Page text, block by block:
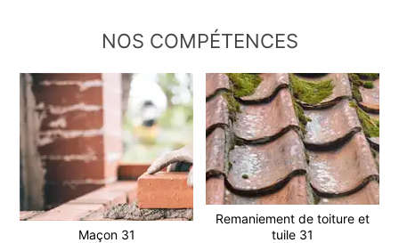
NOS COMPÉTENCES
Maçon 31
Remaniement de toiture et
tuile 31